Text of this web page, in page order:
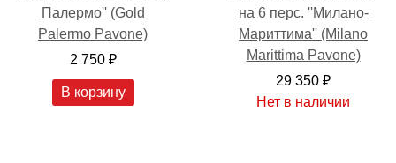
Палермо'' (Gold
Palermo Pavone)
2 750 ₽
В корзину
на 6 перс. ''Милано-
Мариттима'' (Milano
Marittima Pavone)
29 350 ₽
Нет в наличии